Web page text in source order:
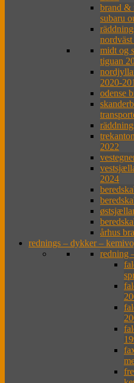
brand &
subaru
midt og
tiguan
2020-
odense
2022
2024
århus
rednings – dykker –
redning